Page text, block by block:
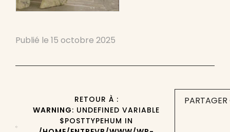
Publié le 15 octobre 2025
RETOUR À :
WARNING: UNDEFINED VARIABLE
$POSTTYPEHUM IN